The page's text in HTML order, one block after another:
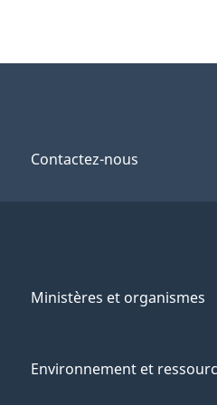
Contactez-nous
Ministères et organismes
Environnement et